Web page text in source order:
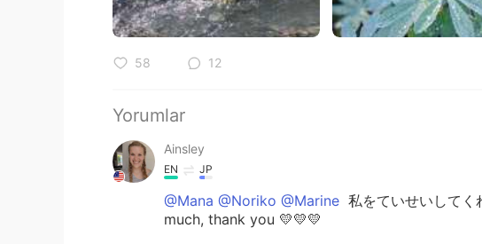
58 12
Yorumlar
Ainsley
EN JP
@Mana @Noriko @Marine 私をていせいして
much, thank you 💛💛💛